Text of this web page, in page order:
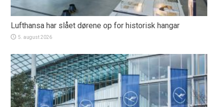
Lufthansa har slået dørene op for historisk hangar
5. august 2026